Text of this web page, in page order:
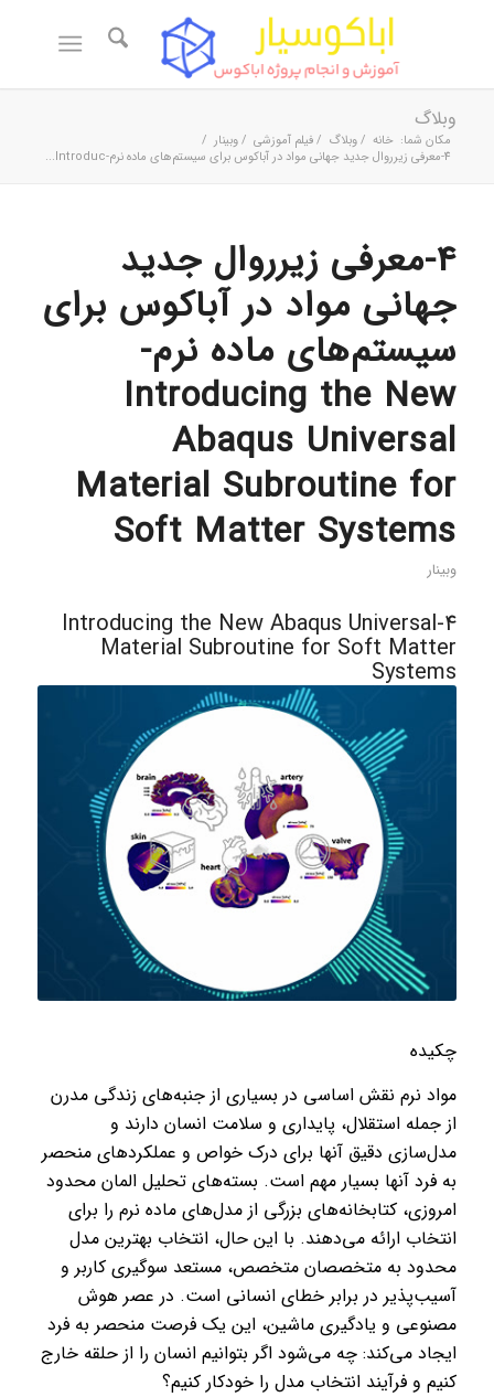
وبلاگ
مکان شما: خانه / وبلاگ / فیلم آموزشی / وبینار /
4-معرفی زیرروال جدید جهانی مواد در آباکوس برای سیستم‌های ماده نرم-Introduc...
4-معرفی زیرروال جدید
جهانی مواد در آباکوس برای
سیستم‌های ماده نرم-
Introducing the New
Abaqus Universal
Material Subroutine for
Soft Matter Systems
وبینار
4-Introducing the New Abaqus Universal
Material Subroutine for Soft Matter
Systems
چکیده
مواد نرم نقش اساسی در بسیاری از جنبه‌های زندگی مدرن
از جمله استقلال، پایداری و سلامت انسان دارند و
مدل‌سازی دقیق آنها برای درک خواص و عملکردهای منحصر
به فرد آنها بسیار مهم است. بسته‌های تحلیل المان محدود
امروزی، کتابخانه‌های بزرگی از مدل‌های ماده نرم را برای
انتخاب ارائه می‌دهند. با این حال، انتخاب بهترین مدل
محدود به متخصصان متخصص، مستعد سوگیری کاربر و
آسیب‌پذیر در برابر خطای انسانی است. در عصر هوش
مصنوعی و یادگیری ماشین، این یک فرصت منحصر به فرد
ایجاد می‌کند: چه می‌شود اگر بتوانیم انسان را از حلقه خارج
کنیم و فرآیند انتخاب مدل را خودکار کنیم؟